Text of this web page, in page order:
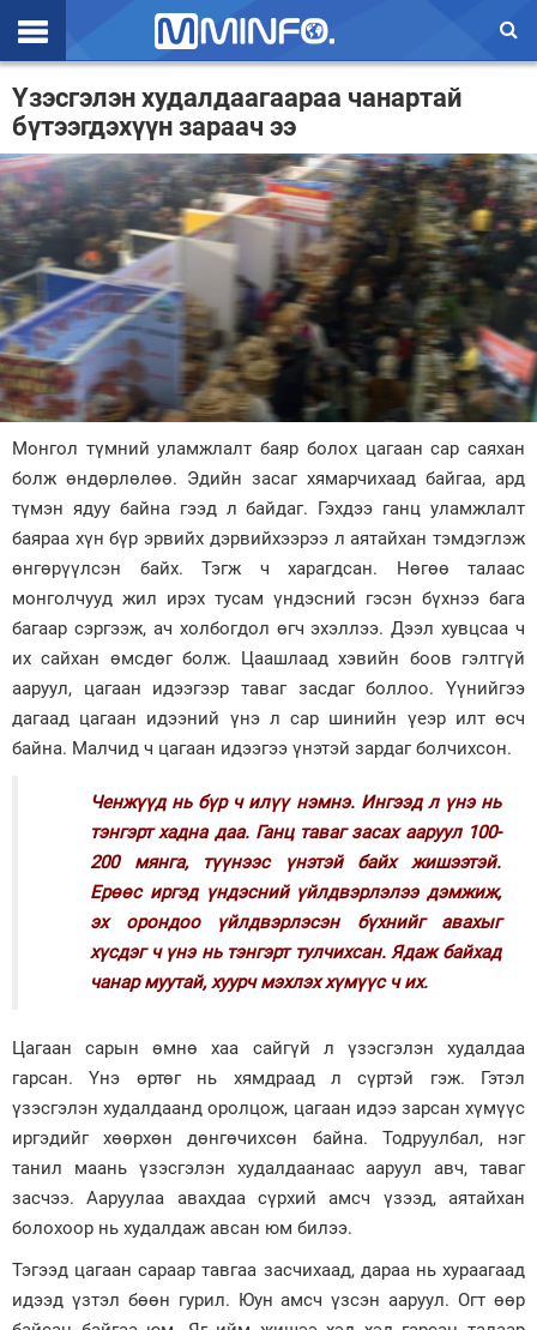
Эхлэл
Цаг агаар
Валют ханш
Улс төр
Эдийн засаг
Үзэл бодол
Спорт
Нийгэм
Дэлхий
Зурхай
Үзэсгэлэн худалдаагаараа чанартай
бүтээгдэхүүн зараач ээ
Монгол түмний уламжлалт баяр болох цагаан сар саяхан
болж өндөрлөлөө. Эдийн засаг хямарчихаад байгаа, ард
түмэн ядуу байна гээд л байдаг. Гэхдээ ганц уламжлалт
баяраа хүн бүр эрвийх дэрвийхээрээ л аятайхан тэмдэглэж
өнгөрүүлсэн байх. Тэгж ч харагдсан. Нөгөө талаас
монголчууд жил ирэх тусам үндэсний гэсэн бүхнээ бага
багаар сэргээж, ач холбогдол өгч эхэллээ. Дээл хувцсаа ч
их сайхан өмсдөг болж. Цаашлаад хэвийн боов гэлтгүй
ааруул, цагаан идээгээр таваг засдаг боллоо. Үүнийгээ
дагаад цагаан идээний үнэ л сар шинийн үеэр илт өсч
байна. Малчид ч цагаан идээгээ үнэтэй зардаг болчихсон.
Ченжүүд нь бүр ч илүү нэмнэ. Ингээд л үнэ нь
тэнгэрт хадна даа. Ганц таваг засах ааруул 100-
200 мянга, түүнээс үнэтэй байх жишээтэй.
Ерөөс иргэд үндэсний үйлдвэрлэлээ дэмжиж,
эх орондоо үйлдвэрлэсэн бүхнийг авахыг
хүсдэг ч үнэ нь тэнгэрт тулчихсан. Ядаж байхад
чанар муутай, хуурч мэхлэх хүмүүс ч их.
Цагаан сарын өмнө хаа сайгүй л үзэсгэлэн худалдаа
гарсан. Үнэ өртөг нь хямдраад л сүртэй гэж. Гэтэл
үзэсгэлэн худалдаанд оролцож, цагаан идээ зарсан хүмүүс
иргэдийг хөөрхөн дөнгөчихсөн байна. Тодруулбал, нэг
танил маань үзэсгэлэн худалдаанаас ааруул авч, таваг
засчээ. Ааруулаа авахдаа сүрхий амсч үзээд, аятайхан
болохоор нь худалдаж авсан юм билээ.
Тэгээд цагаан сараар тавгаа засчихаад, дараа нь хураагаад
идээд үзтэл бөөн гурил. Юун амсч үзсэн ааруул. Огт өөр